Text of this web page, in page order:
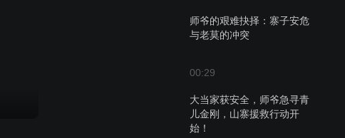
师爷的艰难抉择：寨子安危
与老莫的冲突
00:29
大当家获安全，师爷急寻青
儿金刚，山寨援救行动开
始！